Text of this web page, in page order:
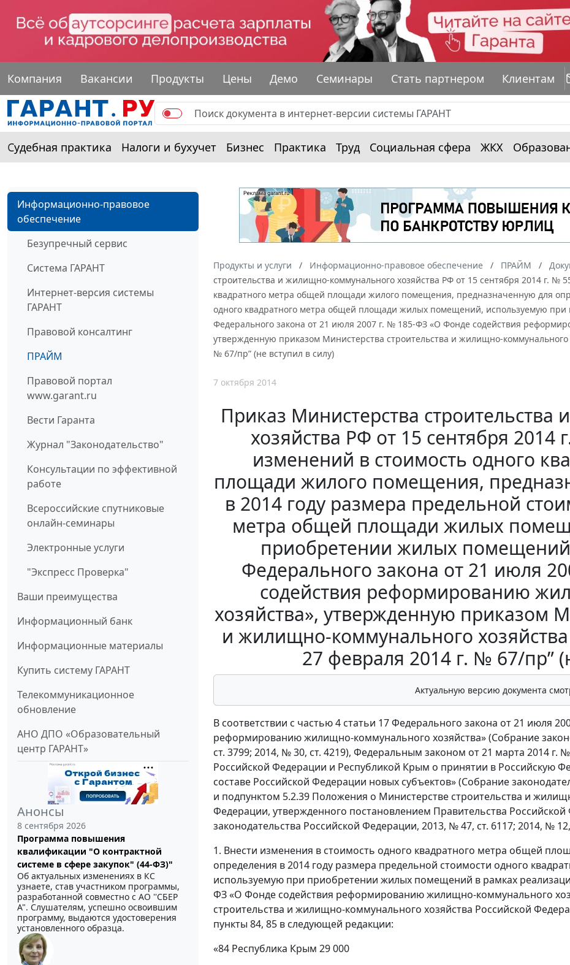
Компания Вакансии Продукты Цены Демо Семинары Стать партнером Клиентам
Судебная практика Налоги и бухучет Бизнес Практика Труд Социальная сфера ЖКХ
Информационно-правовое
обеспечение
Безупречный сервис
Система ГАРАНТ
Интернет-версия системы
ГАРАНТ
Правовой консалтинг
ПРАЙМ
Правовой портал
www.garant.ru
Вести Гаранта
Журнал "Законодательство"
Консультации по эффективной
работе
Всероссийские спутниковые
онлайн-семинары
Электронные услуги
"Экспресс Проверка"
Ваши преимущества
Информационный банк
Информационные материалы
Купить систему ГАРАНТ
Телекоммуникационное
обновление
АНО ДПО «Образовательный
центр ГАРАНТ»
Анонсы
8 сентября 2026
Программа повышения
квалификации "О контрактной
системе в сфере закупок" (44-ФЗ)"
Об актуальных изменениях в КС
узнаете, став участником программы,
разработанной совместно с АО ''СБЕР
А". Слушателям, успешно освоившим
программу, выдаются удостоверения
установленного образца.
Продукты и услуги Информационно-правовое обеспечение ПРАЙМ
строительства и жилищно-коммунального хозяйства РФ от 15 сентября 2014 г. №
квадратного метра общей площади жилого помещения, предназначенную для
одного квадратного метра общей площади жилых помещений, используемую
Федерального закона от 21 июля 2007 г. № 185-ФЗ «О Фонде содействия
утвержденную приказом Министерства строительства и жилищно-коммунального
№ 67/пр” (не вступил в силу)
7 октября 2014
Приказ Министерства
хозяйства РФ от 15 сентября
изменений в стоимость одного
площади жилого помещения,
в 2014 году размера предельной
метра общей площади жилых
приобретении жилых
Федерального закона от 21 июля
содействия реформированию
хозяйства», утвержденную приказом
и жилищно-коммунального
27 февраля 2014 г. № 67/пр”
Актуальную версию документа
В соответствии с частью 4 статьи 17 Федерального закона от 21 июля
реформированию жилищно-коммунального хозяйства» (Собрание
ст. 3799; 2014, № 30, ст. 4219), Федеральным законом от 21 марта 2014
Российской Федерации и Республикой Крым о принятии в Российскую
составе Российской Федерации новых субъектов» (Собрание
и подпунктом 5.2.39 Положения о Министерстве строительства и
Федерации, утвержденного постановлением Правительства
законодательства Российской Федерации, 2013, № 47, ст. 6117; 2014, №
1. Внести изменения в стоимость одного квадратного метра общей
определения в 2014 году размера предельной стоимости одного
используемую при приобретении жилых помещений в рамках
ФЗ «О Фонде содействия реформированию жилищно-коммунального
строительства и жилищно-коммунального хозяйства Российской
пункты 84, 85 в следующей редакции:
«84 Республика Крым 29 000